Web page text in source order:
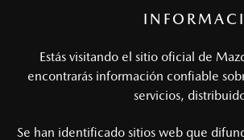
Estás visitando el sitio oficial de
encontrarás información confiable
servicios,
Se han identificado sitios web que
contacto*